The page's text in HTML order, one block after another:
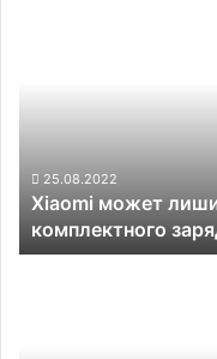
устройства
25.08.2022
Xiaomi может
комплектного